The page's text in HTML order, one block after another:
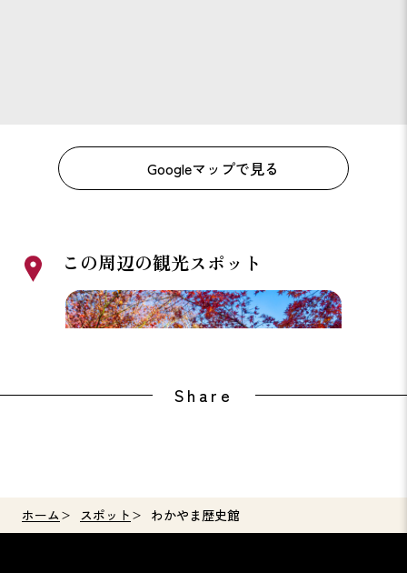
ホーム スポット わかやま歴史館
Googleマップで見る
この周辺の観光スポット
名勝 西之丸庭園（紅葉渓庭園）
Share